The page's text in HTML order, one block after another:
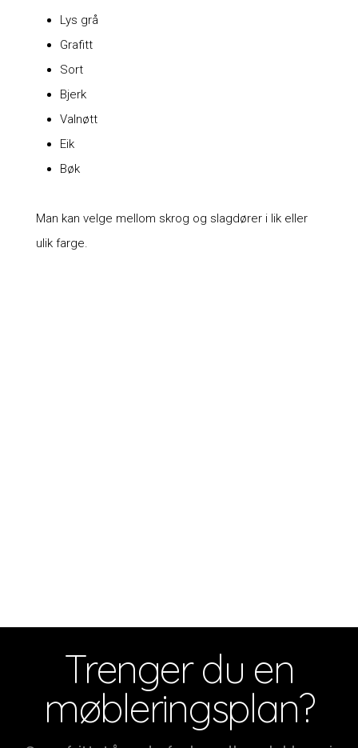
Lys grå
Grafitt
Sort
Bjerk
Valnøtt
Eik
Bøk
Man kan velge mellom skrog og slagdører i lik eller
ulik farge.
Trenger du en
møbleringsplan?